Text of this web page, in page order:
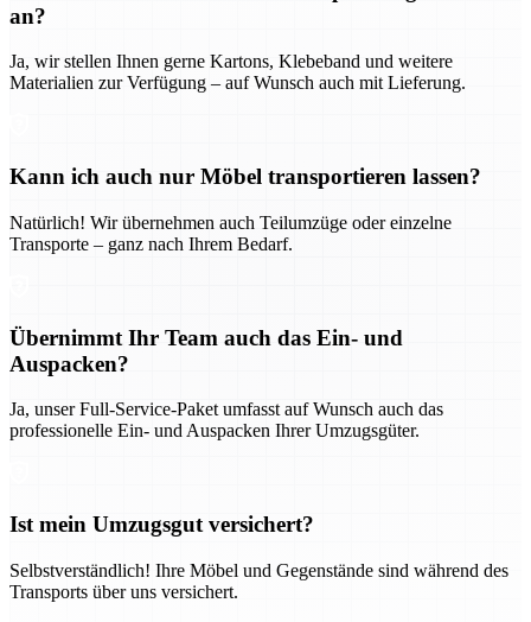
an?
Ja, wir stellen Ihnen gerne Kartons, Klebeband und weitere
Materialien zur Verfügung – auf Wunsch auch mit Lieferung.
Kann ich auch nur Möbel transportieren lassen?
Natürlich! Wir übernehmen auch Teilumzüge oder einzelne
Transporte – ganz nach Ihrem Bedarf.
Übernimmt Ihr Team auch das Ein- und
Auspacken?
Ja, unser Full-Service-Paket umfasst auf Wunsch auch das
professionelle Ein- und Auspacken Ihrer Umzugsgüter.
Ist mein Umzugsgut versichert?
Selbstverständlich! Ihre Möbel und Gegenstände sind während des
Transports über uns versichert.